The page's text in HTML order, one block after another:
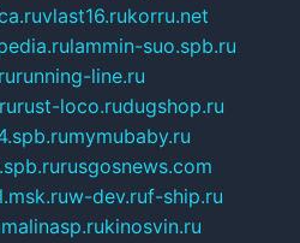
vlast16.rukorru.net
lammin-suo.spb.ru
running-line.ru
rust-loco.rudugshop.ru
mymubaby.ru
rusgosnews.com
w-dev.ruf-ship.ru
malinasp.rukinosvin.ru